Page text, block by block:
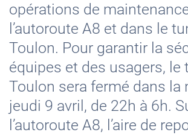
opérations de
l’autoroute A8 et dans le
Toulon. Pour garantir la
équipes et des usagers, le
Toulon sera fermé dans la
jeudi 9 avril, de 22h à 6h.
l’autoroute A8, l’aire de